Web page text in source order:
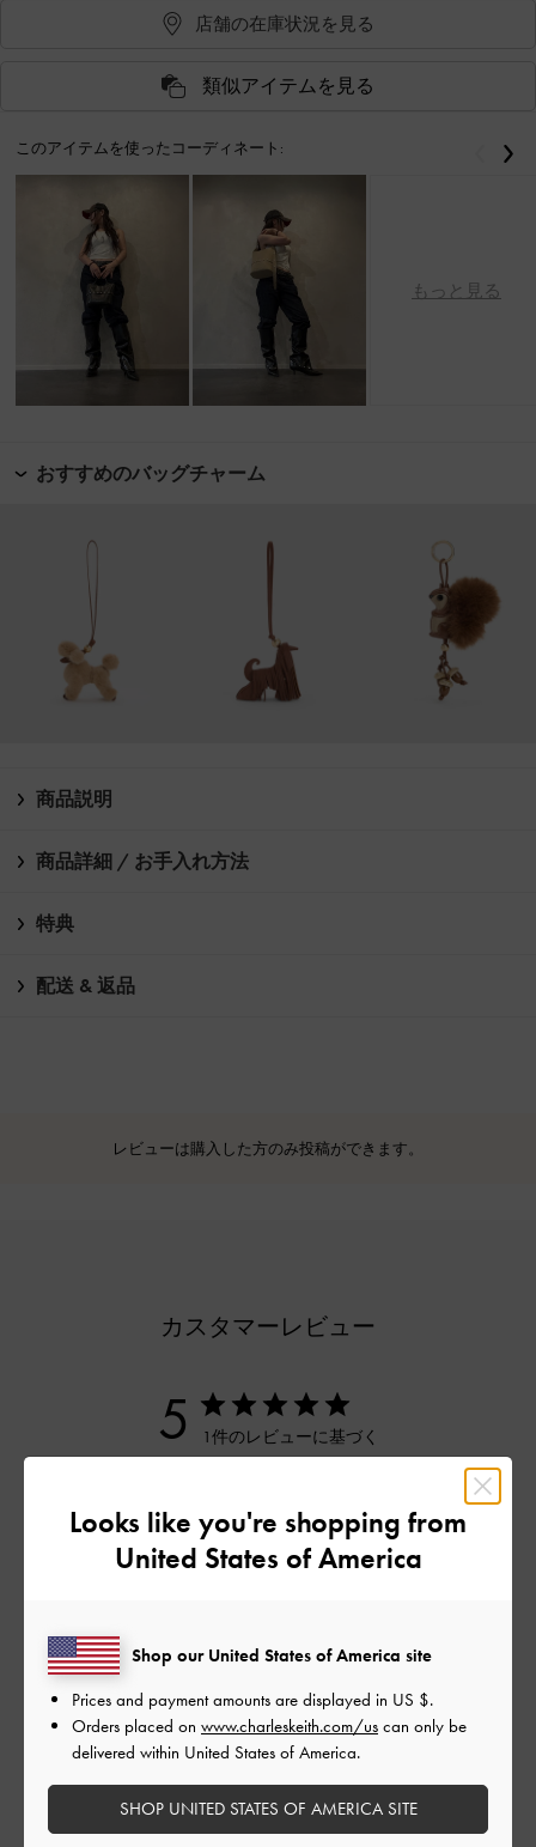
店舗の在庫状況を見る
類似アイテムを見る
このアイテムを使ったコーディネート:
もっと見る
戻る
おすすめのバッグチャーム
商品説明
商品詳細 / お手入れ方法
特典
配送 & 返品
レビューは購入した方のみ投稿ができます。
カスタマーレビュー
5 1件のレビューに基づく
4
0
3
0
レビューを書く
デザイン
Looks like you're shopping from
United States of America
Shop our United States of America site
Prices and payment amounts are displayed in US $.
Orders placed on www.charleskeith.com/us can only be
delivered within United States of America.
SHOP UNITED STATES OF AMERICA SITE